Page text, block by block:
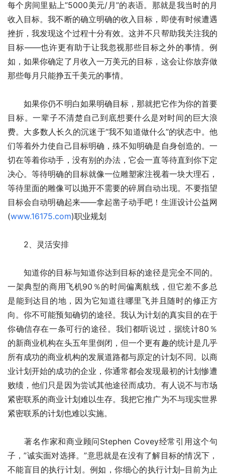
每个房间里贴上”5000美元/月”的表语。那就是我当时的月
收入目标。我不断的确立明确的收入目标，即使有时候遭遇
挫折，我发现这个过程十分有效。这并不只帮助我关注我的
目标——也许更有助于让我忽视那些目标之外的事情。例
如，如果你确定了月收入一万美元的目标，这会让你放弃做
那些每月只能挣五千美元的事情。
如果你仍不明白如果明确目标，那就把它作为你的首要
目标。一辈子不清楚自己到底想要什么是对时间的巨大浪
费。大多数人长久的沉迷于“我不知道做什么”的状态中。他
们等着外力使自己目标明确，殊不知明确是自身创造的。一
切在等着你动手，没有别的办法，它会一直等待直到你下定
决心。等待明确的目标就像一位雕塑家注视着一块大理石，
等待里面的雕像可以抛开不需要的碎屑自动出现。不要指望
目标会自动明确起来——拿起凿子动手吧！生涯设计公益网
(www.16175.com)职业规划
2、灵活安排
知道你的目标与知道你达到目标的途径是完全不同的。
一架典型的商用飞机90％的时间偏离航线，但它差不多总
是能到达目的地，因为它知道往哪里飞并且随时的修正方
向。你不可能预知确切的途径。我认为计划的真实目的在于
你确信存在一条可行的途径。我们都听说过，据统计80％
的新商业机构在头五年里倒闭，但一个更有趣的统计是几乎
所有成功的商业机构的发展道路都与原定的计划不同。以商
业计划开始的成功的企业，你通常都会发现最初的计划惨遭
败绩，他们只是因为尝试其他途径而成功。有人说不与市场
紧密联系的商业计划难以生存。我把它推广为不与现实世界
紧密联系的计划也难以实施。
著名作家和商业顾问Stephen Covey经常引用这个句
子，”诚实面对选择。”意思就是在没有了解目标的情况下，
不能盲目的执行计划。例如，你细心的执行计划–目前为止